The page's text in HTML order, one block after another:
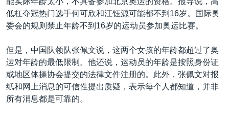
到
导
跳
到
检
最新国际新闻
印太
中东
欧洲
非洲
美洲
分类新闻
经济·金融·贸易
人权·法律·宗教
科教·文娱·体健
军事
劳工
美中关系
热点专题
白宫要闻
国会报道
美中关系
VOA视频
VOA今日焦点
中文广播
低杠夺冠热门选手何可欣和江钰源可能都不到16岁。国际奥
委会的规则禁止年龄不到16岁的运动员参加奥运比赛。
但是，中国队领队张佩文说，这两个女孩的年龄都超过了奥
运对年龄的最低限制。他还说，运动员的年龄是按照身份证
或地区体操协会提交的法律文件注册的。此外，张佩文对报
纸和网上消息的可信性提出质疑，表示每个人都知道，并非
所有消息都是可靠的。